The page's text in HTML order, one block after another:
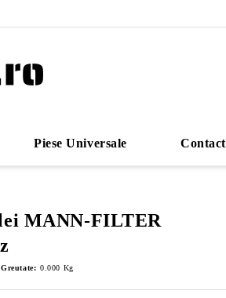
Piese Universale Contact
MANN-FILTER
Greutate: 0.000 Kg